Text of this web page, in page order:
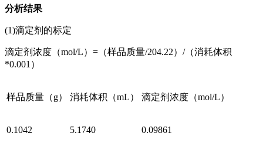
分析结果
(1)滴定剂的标定
滴定剂浓度（mol/L）=（样品质量/204.22）/（消耗体积
*0.001）
样品质量（g） 消耗体积（mL） 滴定剂浓度（mol/L）
0.1042 5.1740 0.09861